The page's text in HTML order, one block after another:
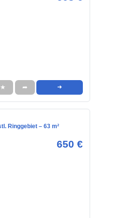
★ ➦ ➜
Ringgebiet – 63 m²
650 €